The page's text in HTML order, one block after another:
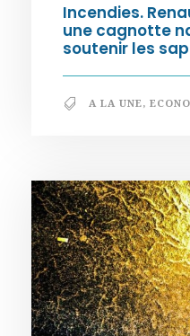
Incendies.
une cagnotte
soutenir les
A LA UNE,